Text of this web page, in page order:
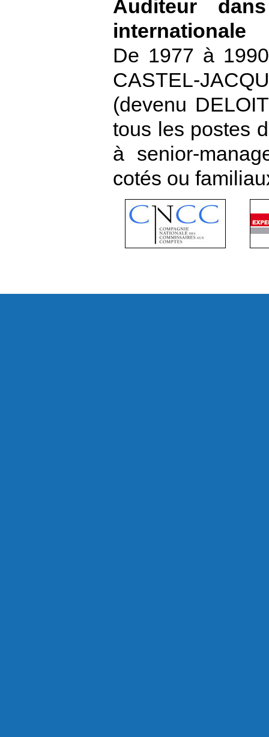
Auditeur
internationale
De 1977 à
CASTEL-
(devenu
tous les postes
à senior-
cotés ou